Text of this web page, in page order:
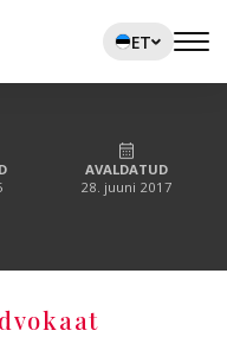
ET
AVALDATUD
28. juuni 2017